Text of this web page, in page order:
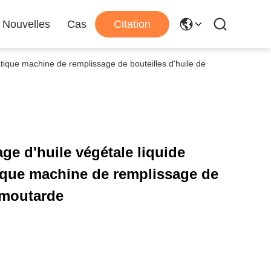
Nouvelles Cas Citation
machine de remplissage de bouteilles d'huile de
d'huile végétale liquide
machine de remplissage de